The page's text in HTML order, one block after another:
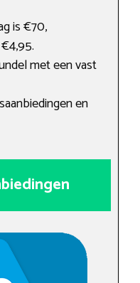
is €70,
met een vast
en